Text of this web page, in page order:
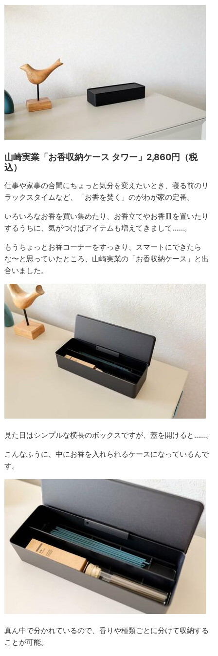
山崎実業「お香収納ケース タワー」2,860円（税
込）
仕事や家事の合間にちょっと気分を変えたいとき、寝る前のリ
ラックスタイムなど、「お香を焚く」のがわが家の定番。
いろいろなお香を買い集めたり、お香立てやお香皿を置いたり
するうちに、気がつけばアイテムも増えてきまして……。
もうちょっとお香コーナーをすっきり、スマートにできたら
な〜と思っていたところ、山崎実業の「お香収納ケース」と出
合いました。
見た目はシンプルな横長のボックスですが、蓋を開けると……。
こんなふうに、中にお香を入れられるケースになっているんで
す。
真ん中で分かれているので、香りや種類ごとに分けて収納する
ことが可能。